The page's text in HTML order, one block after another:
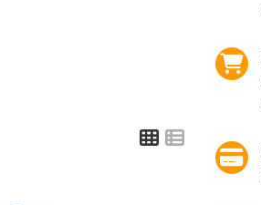
GridList